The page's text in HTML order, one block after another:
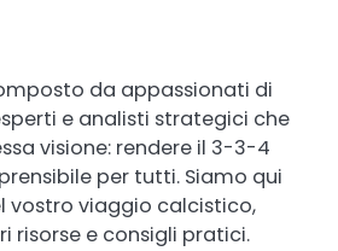
da appassionati di
e analisti strategici che
visione: rendere il 3-3-4
per tutti. Siamo qui
vostro viaggio calcistico,
risorse e consigli pratici.